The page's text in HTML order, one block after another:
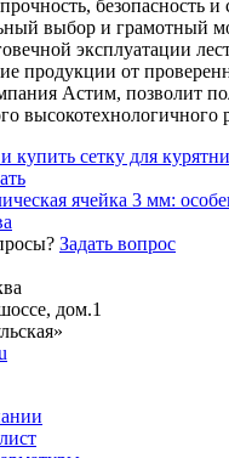
безопасность
выбор и грамотный
эксплуатации
продукции от
Астим, позволит
высокотехнологичного
купить сетку для
ячейка 3 мм:
Задать вопрос
дом.1